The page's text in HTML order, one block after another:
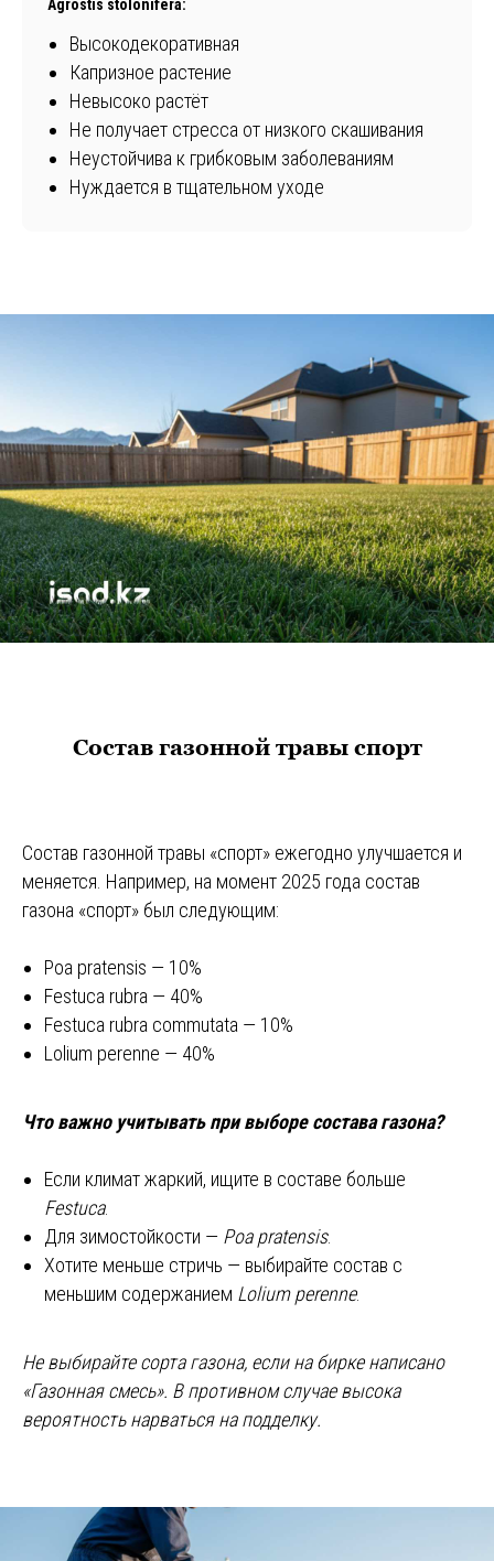
Agrostis stolonifera:
Высокодекоративная
Капризное растение
Невысоко растёт
Не получает стресса от низкого скашивания
Неустойчива к грибковым заболеваниям
Нуждается в тщательном уходе
Состав газонной травы спорт
Состав газонной травы «спорт» ежегодно улучшается и
меняется. Например, на момент 2025 года состав
газона «спорт» был следующим:
Poa pratensis — 10%
Festuca rubra — 40%
Festuca rubra commutata — 10%
Lolium perenne — 40%
Что важно учитывать при выборе состава газона?
Если климат жаркий, ищите в составе больше
Festuca.
Для зимостойкости — Poa pratensis.
Хотите меньше стричь — выбирайте состав с
меньшим содержанием Lolium perenne.
Не выбирайте сорта газона, если на бирке написано
«Газонная смесь». В противном случае высока
вероятность нарваться на подделку.